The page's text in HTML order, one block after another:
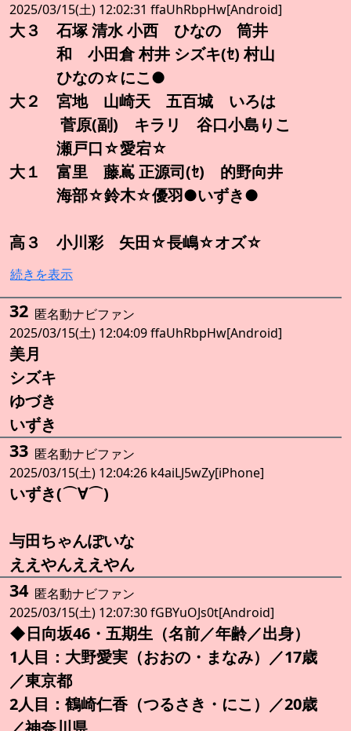
2025/03/15(土) 12:02:31 ffaUhRbpHw[Android]
大３ 石塚 清水 小西 ひなの 筒井
和 小田倉 村井 シズキ(ｾ) 村山
ひなの☆にこ●
大２ 宮地 山崎天 五百城 いろは
菅原(副) キラリ 谷口小島りこ
瀬戸口☆愛宕☆
大１ 富里 藤嶌 正源司(ｾ) 的野向井
海部☆鈴木☆優羽●いずき●
高３ 小川彩 矢田☆長嶋☆オズ☆
続きを表示
32 匿名動ナビファン
2025/03/15(土) 12:04:09 ffaUhRbpHw[Android]
美月
シズキ
ゆづき
いずき
33 匿名動ナビファン
2025/03/15(土) 12:04:26 k4aiLJ5wZy[iPhone]
いずき(⌒∀⌒)
与田ちゃんぽいな
ええやんええやん
34 匿名動ナビファン
2025/03/15(土) 12:07:30 fGBYuOJs0t[Android]
◆日向坂46・五期生（名前／年齢／出身）
1人目：大野愛実（おおの・まなみ）／17歳
／東京都
2人目：鶴崎仁香（つるさき・にこ）／20歳